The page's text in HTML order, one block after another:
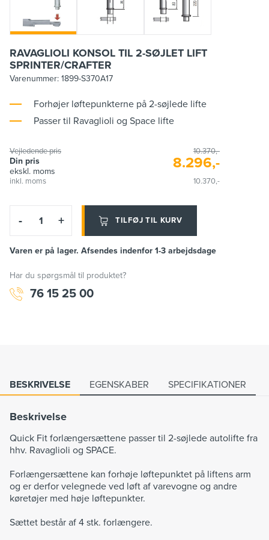
RAVAGLIOLI KONSOL TIL 2-SØJLET LIFT
SPRINTER/CRAFTER
Varenummer: 1899-S370A17
Forhøjer løftepunkterne på 2-søjlede lifte
Passer til Ravaglioli og Space lifte
Vejledende pris 10.370,-
Din pris
ekskl. moms
8.296,-
inkl. moms 10.370,-
- + TILFØJ TIL KURV
Varen er på lager. Afsendes indenfor 1-3 arbejdsdage
Har du spørgsmål til produktet?
76 15 25 00
BESKRIVELSE EGENSKABER SPECIFIKATIONER
Beskrivelse
Quick Fit forlængersættene passer til 2-søjlede autolifte fra
hhv. Ravaglioli og SPACE.
Forlængersættene kan forhøje løftepunktet på liftens arm
og er derfor velegnede ved løft af varevogne og andre
køretøjer med høje løftepunkter.
Sættet består af 4 stk. forlængere.